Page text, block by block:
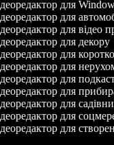
для
для
для відео
для декору
для
для
для
для
для
для
для